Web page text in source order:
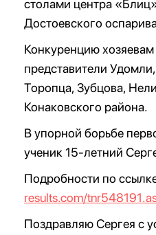
столами центра
Достоевского
Конкуренцию хозяевам
представители
Торопца, Зубцова,
Конаковского района.
В упорной борьбе
ученик 15-летний
Подробности по
results.com/
Поздравляю Сергея с